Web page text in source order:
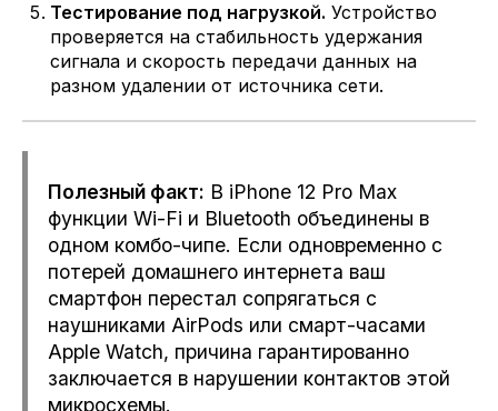
Тестирование под нагрузкой. Устройство
проверяется на стабильность удержания
сигнала и скорость передачи данных на
разном удалении от источника сети.
Полезный факт: В iPhone 12 Pro Max
функции Wi-Fi и Bluetooth объединены в
одном комбо-чипе. Если одновременно с
потерей домашнего интернета ваш
смартфон перестал сопрягаться с
наушниками AirPods или смарт-часами
Apple Watch, причина гарантированно
заключается в нарушении контактов этой
микросхемы.